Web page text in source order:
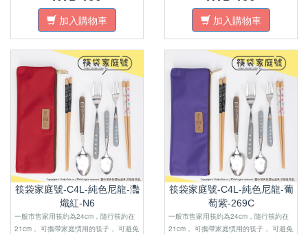
加入購物車 加入購物車
筷袋家庭號-C4L-純色尼龍-灩
熾紅-N6
一般市售家用筷約為24cm，隨行筷約在
21cm， 可攜帶家庭慣用的筷子， 可避免
筷袋家庭號-C4L-純色尼龍-葡
萄紫-269C
一般市售家用筷約為24cm，隨行筷約在
21cm， 可攜帶家庭慣用的筷子， 可避免